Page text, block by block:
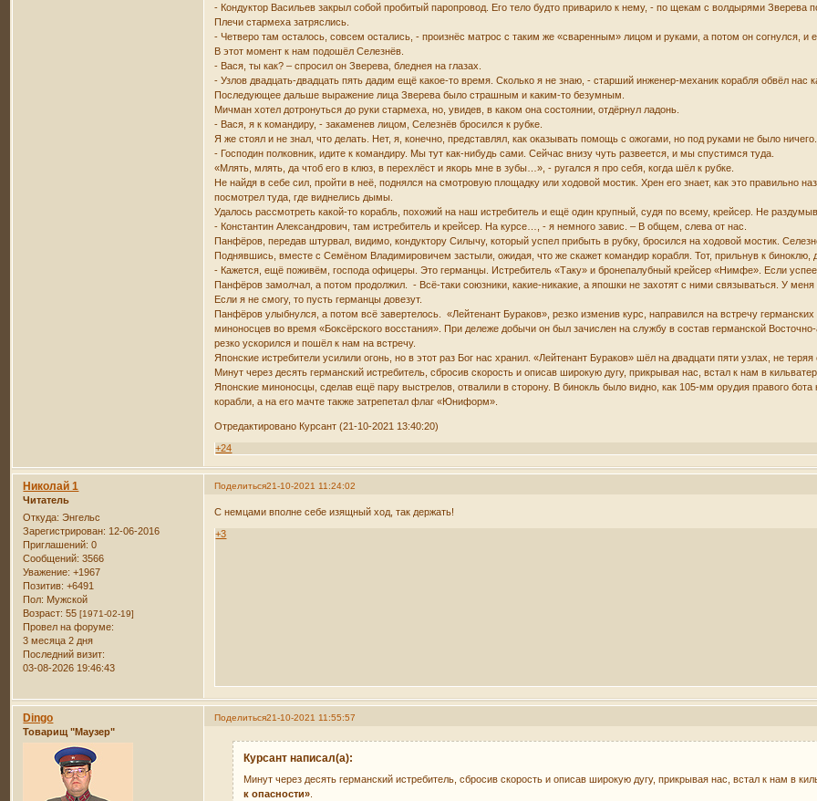
- Кондуктор Васильев закрыл собой пробитый паропровод. Его тело будто приварило к нему, - по щекам с волдырями Зверева
Плечи стармеха затряслись.
- Четверо там осталось, совсем остались, - произнёс матрос с таким же «сваренным» лицом и руками, а потом он согнулся, и
В этот момент к нам подошёл Селезнёв.
- Вася, ты как? – спросил он Зверева, бледнея на глазах.
- Узлов двадцать-двадцать пять дадим ещё какое-то время. Сколько я не знаю, - старший инженер-механик корабля обвёл
Последующее дальше выражение лица Зверева было страшным и каким-то безумным.
Мичман хотел дотронуться до руки стармеха, но, увидев, в каком она состоянии, отдёрнул ладонь.
- Вася, я к командиру, - закаменев лицом, Селезнёв бросился к рубке.
Я же стоял и не знал, что делать. Нет, я, конечно, представлял, как оказывать помощь с ожогами, но под руками не было
- Господин полковник, идите к командиру. Мы тут как-нибудь сами. Сейчас внизу чуть развеется, и мы спустимся туда.
«Млять, млять, да чтоб его в клюз, в перехлёст и якорь мне в зубы…», - ругался я про себя, когда шёл к рубке.
Не найдя в себе сил, пройти в неё, поднялся на смотровую площадку или ходовой мостик. Хрен его знает, как это правильно
посмотрел туда, где виднелись дымы.
Удалось рассмотреть какой-то корабль, похожий на наш истребитель и ещё один крупный, судя по всему, крейсер. Не
- Константин Александрович, там истребитель и крейсер. На курсе…, - я немного завис. – В общем, слева от нас.
Панфёров, передав штурвал, видимо, кондуктору Силычу, который успел прибыть в рубку, бросился на ходовой мостик.
Поднявшись, вместе с Семёном Владимировичем застыли, ожидая, что же скажет командир корабля. Тот, прильнув к биноклю,
- Кажется, ещё поживём, господа офицеры. Это германцы. Истребитель «Таку» и бронепалубный крейсер «Нимфе». Если
Панфёров замолчал, а потом продолжил. - Всё-таки союзники, какие-никакие, а япошки не захотят с ними связываться. У
Если я не смогу, то пусть германцы довезут.
Панфёров улыбнулся, а потом всё завертелось. «Лейтенант Бураков», резко изменив курс, направился на встречу
миноносцев во время «Боксёрского восстания». При дележе добычи он был зачислен на службу в состав германской
резко ускорился и пошёл к нам на встречу.
Японские истребители усилили огонь, но в этот раз Бог нас хранил. «Лейтенант Бураков» шёл на двадцати пяти узлах, не
Минут через десять германский истребитель, сбросив скорость и описав широкую дугу, прикрывая нас, встал к нам в
Японские миноносцы, сделав ещё пару выстрелов, отвалили в сторону. В бинокль было видно, как 105-мм орудия правого
корабли, а на его мачте также затрепетал флаг «Юниформ».
Отредактировано Курсант (21-10-2021 13:40:20)
+24
Поделиться21-10-2021 11:24:02
Николай 1
Читатель
Откуда: Энгельс
Зарегистрирован: 12-06-2016
Приглашений: 0
Сообщений: 3566
Уважение: +1967
Позитив: +6491
Пол: Мужской
Возраст: 55[1971-02-19]
Провел на форуме:
3 месяца 2 дня
Последний визит:
03-08-2026 19:46:43
С немцами вполне себе изящный ход, так держать!
+3
Поделиться21-10-2021 11:55:57
Dingo
Товарищ "Маузер"
Курсант написал(а):
Минут через десять германский истребитель, сбросив скорость и описав широкую дугу, прикрывая нас, встал к нам в
к опасности»